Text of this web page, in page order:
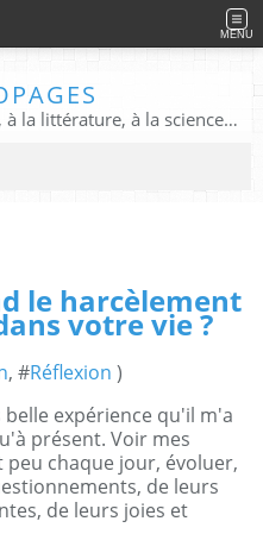
MENU
Un espace dédié à la musique, à la littérature, à la science, à la conscience, et au-delà
le harcèlement
votre vie ?
, #Réflexion )
expérience qu'il m'a
présent. Voir mes
chaque jour, évoluer,
de leurs
de leurs joies et